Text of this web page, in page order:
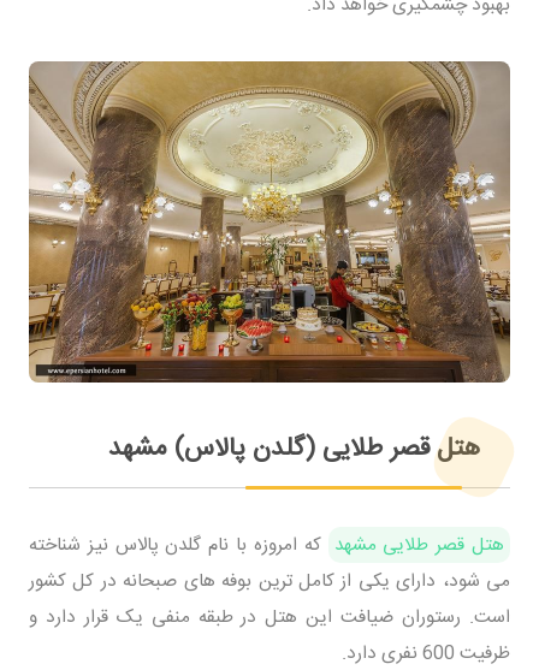
هتل قصر طلایی (گلدن پالاس) مشهد
هتل قصر طلایی مشهد که امروزه با نام گلدن پالاس نیز شناخته
می شود، دارای یکی از کامل ترین بوفه های صبحانه در کل کشور
است. رستوران ضیافت این هتل در طبقه منفی یک قرار دارد و
ظرفیت 600 نفری دارد.